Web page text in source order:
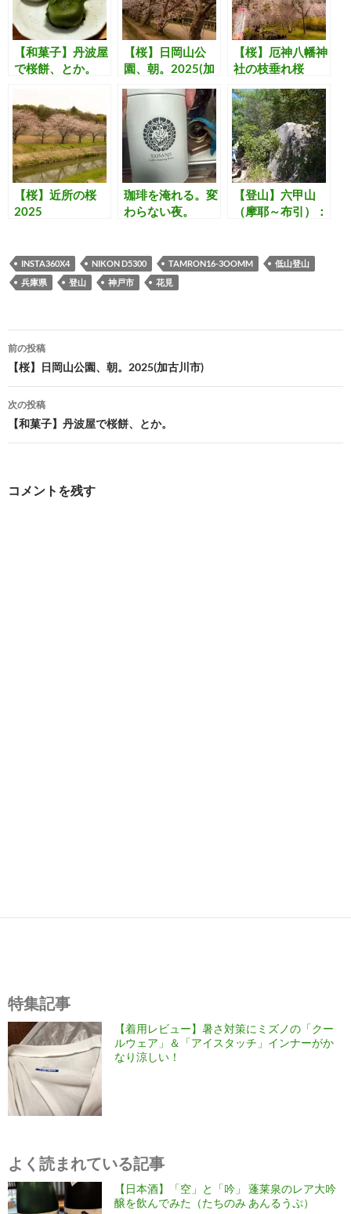
【和菓子】丹波屋
で桜餅、とか。
【桜】日岡山公
園、朝。2025(加
【桜】厄神八幡神
社の枝垂れ桜
【桜】近所の桜
2025
珈琲を淹れる。変
わらない夜。
【登山】六甲山
（摩耶～布引）：
INSTA360X4 NIKON D5300 TAMRON16-3OOMM
低山登山
兵庫県
登山 神戸市 花見
投
稿
ナ
ビ
前の投稿
【桜】日岡山公園、朝。2025(加古川市)
次の投稿
【和菓子】丹波屋で桜餅、とか。
コメントを残す
特集記事
【着用レビュー】暑さ対策にミズノの「クー
ルウェア」＆「アイスタッチ」インナーがか
なり涼しい！
よく読まれている記事
【日本酒】「空」と「吟」 蓬莱泉のレア大吟
醸を飲んでみた（たちのみ あんるうぷ）